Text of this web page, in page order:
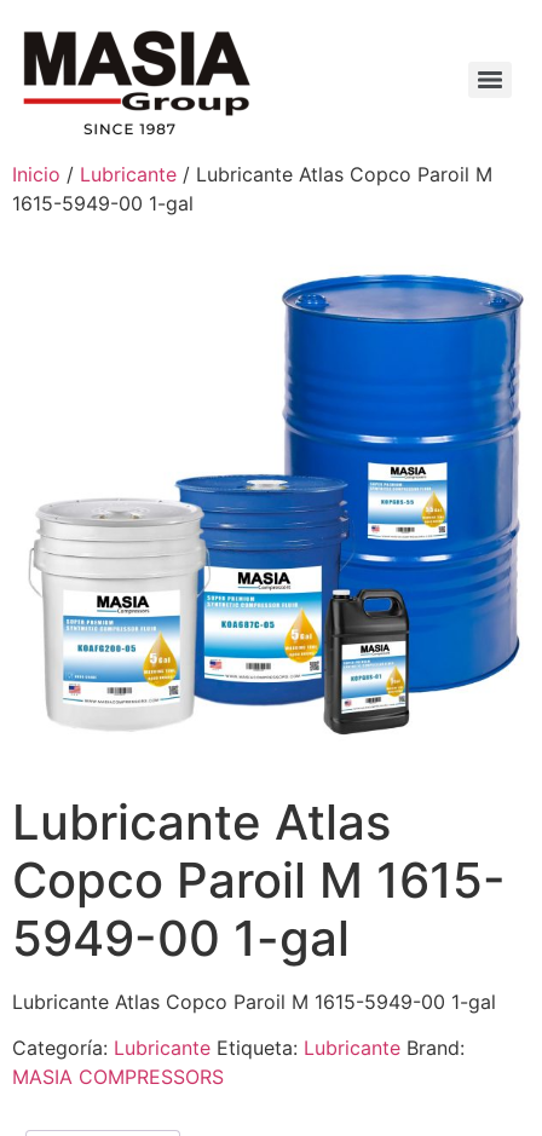
Inicio / Lubricante / Lubricante Atlas Copco Paroil M
1615-5949-00 1-gal
Lubricante Atlas
Copco Paroil M 1615-
5949-00 1-gal
Lubricante Atlas Copco Paroil M 1615-5949-00 1-gal
Categoría: Lubricante Etiqueta: Lubricante Brand:
MASIA COMPRESSORS